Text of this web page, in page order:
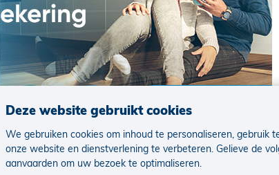
van KBC online af? Dan krijg je het
Deze website gebruikt cookies
We gebruiken cookies om inhoud te personaliseren, gebruik
onze website en dienstverlening te verbeteren. Gelieve de
aanvaarden om uw bezoek te optimaliseren.